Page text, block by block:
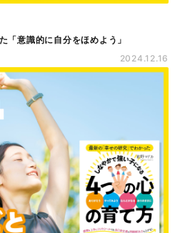
「意識的に自分をほめよう」
2024.12.16